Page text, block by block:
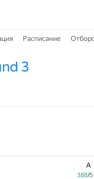
Расписание
3
A
388/